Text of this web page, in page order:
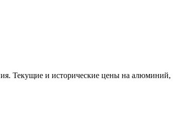
Текущие и исторические цены на алюминий,